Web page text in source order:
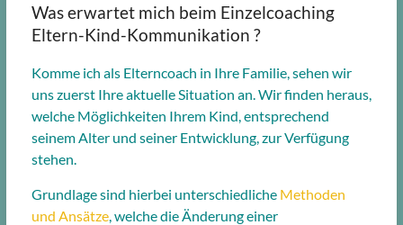
Was erwartet mich beim Einzelcoaching
Eltern-Kind-Kommunikation ?
Komme ich als Elterncoach in Ihre Familie, sehen wir
uns zuerst Ihre aktuelle Situation an. Wir finden heraus,
welche Möglichkeiten Ihrem Kind, entsprechend
seinem Alter und seiner Entwicklung, zur Verfügung
stehen.
Grundlage sind hierbei unterschiedliche Methoden
und Ansätze, welche die Änderung einer